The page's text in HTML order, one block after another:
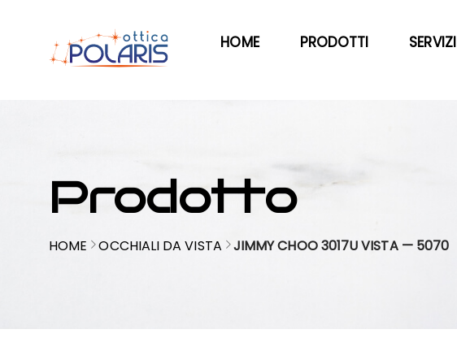
HOME PRODOTTI SERVIZI
Prodotto
HOME OCCHIALI DA VISTA JIMMY CHOO 3017U VISTA — 5070